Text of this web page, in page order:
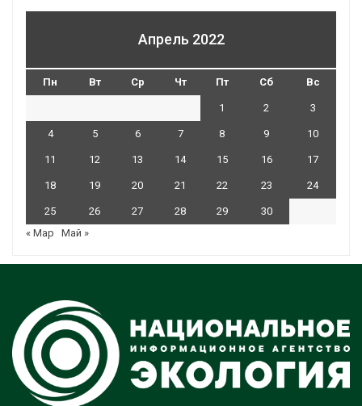
Апрель 2022
Пн Вт Ср Чт Пт Сб Вс
1 2 3
4 5 6 7 8 9 10
11 12 13 14 15 16 17
18 19 20 21 22 23 24
25 26 27 28 29
30
« Мар
Май »